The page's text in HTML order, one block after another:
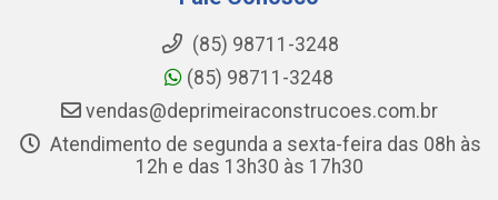
(85) 98711-3248
(85) 98711-3248
vendas@deprimeiraconstrucoes.com.br
Atendimento de segunda a sexta-feira das 08h às
12h e das 13h30 às 17h30